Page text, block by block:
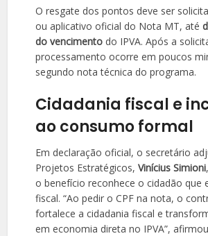
O resgate dos pontos deve ser
ou aplicativo oficial do Nota MT, até
do vencimento do IPVA. Após a
processamento ocorre em poucos
segundo nota técnica do programa.
Cidadania fiscal e
ao consumo formal
Em declaração oficial, o secretário
Projetos Estratégicos,Vinícius Simioni
o benefício reconhece o cidadão que
fiscal. “Ao pedir o CPF na nota, o
fortalece a cidadania fiscal e
em economia direta no IPVA”,